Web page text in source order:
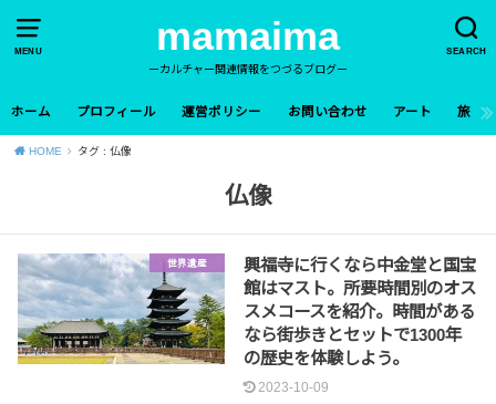
MENU SEARCH
mamaima
ーカルチャー関連情報をつづるブログー
ホーム プロフィール 運営ポリシー お問い合わせ アート 旅
HOME タグ : 仏像
仏像
世界遺産
興福寺に行くなら中金堂と国宝
館はマスト。所要時間別のオス
スメコースを紹介。時間がある
なら街歩きとセットで1300年
の歴史を体験しよう。
2023-10-09